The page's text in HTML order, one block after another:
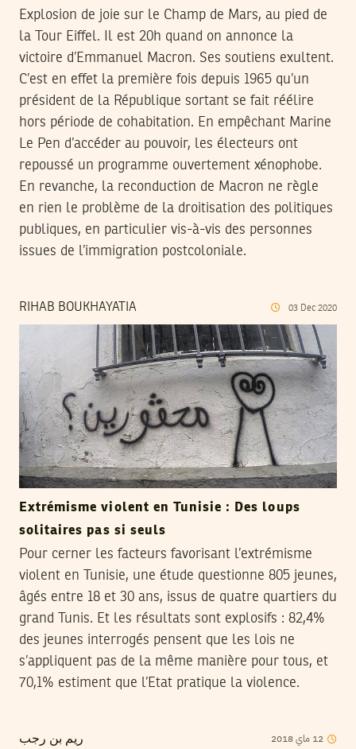
Explosion de joie sur le Champ de Mars, au pied de
la Tour Eiffel. Il est 20h quand on annonce la
victoire d’Emmanuel Macron. Ses soutiens exultent.
C’est en effet la première fois depuis 1965 qu’un
président de la République sortant se fait réélire
hors période de cohabitation. En empêchant Marine
Le Pen d’accéder au pouvoir, les électeurs ont
repoussé un programme ouvertement xénophobe.
En revanche, la reconduction de Macron ne règle
en rien le problème de la droitisation des politiques
publiques, en particulier vis-à-vis des personnes
issues de l’immigration postcoloniale.
RIHAB BOUKHAYATIA 03 Dec 2020
Extrémisme violent en Tunisie : Des loups
solitaires pas si seuls
Pour cerner les facteurs favorisant l’extrémisme
violent en Tunisie, une étude questionne 805 jeunes,
âgés entre 18 et 30 ans, issus de quatre quartiers du
grand Tunis. Et les résultats sont explosifs : 82,4%
des jeunes interrogés pensent que les lois ne
s’appliquent pas de la même manière pour tous, et
70,1% estiment que l’Etat pratique la violence.
ريم بن رجب 12 ماي2018